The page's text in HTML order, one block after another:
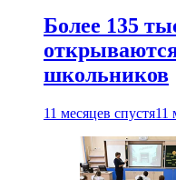
Более 135
школьников
11 месяцев спустя11